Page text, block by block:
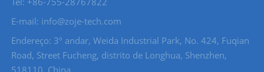
E-mail: info@zoje-tech.com
Endereço: 3º andar, Weida Industrial Park, No. 424, Fuqian
Road, Street Fucheng, distrito de Longhua, Shenzhen,